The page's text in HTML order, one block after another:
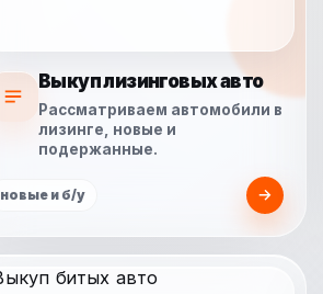
Выкуп лизинговых авто
Рассматриваем автомобили в
лизинге, новые и
подержанные.
новые и б/у